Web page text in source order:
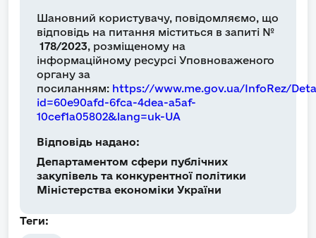
Шановний користувачу, повідомляємо, що
відповідь на питання міститься в запиті №
178/2023, розміщеному на
інформаційному ресурсі Уповноваженого
органу за
посиланням: https://www.me.gov.ua/InfoRez/
id=60e90afd-6fca-4dea-a5af-
10cef1a05802&lang=uk-UA
Відповідь надано:
Департаментом сфери публічних
закупівель та конкурентної політики
Міністерства економіки України
Теги: